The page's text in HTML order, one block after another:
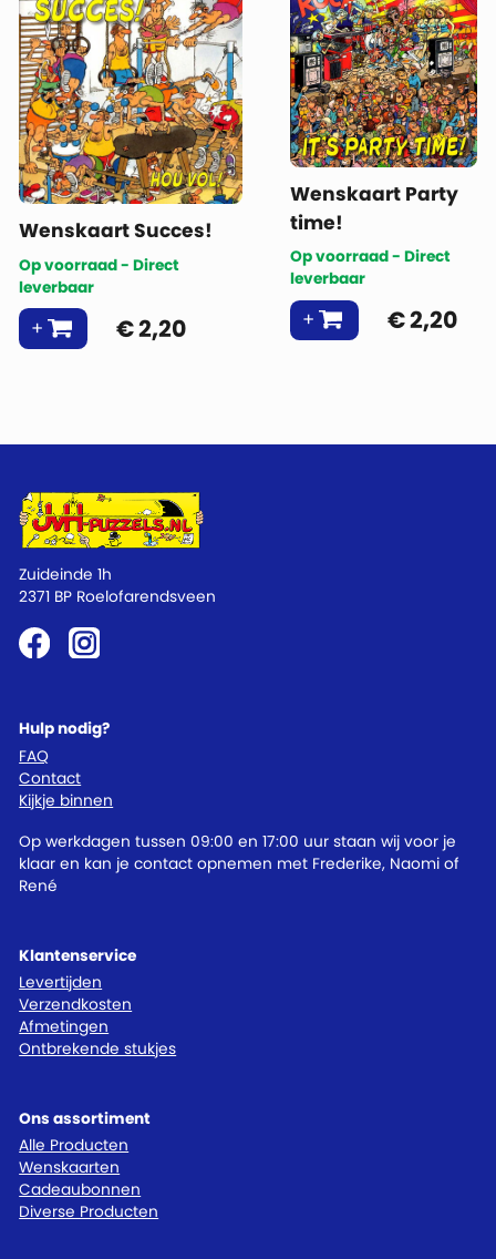
Wenskaart Succes!
Op voorraad - Direct
leverbaar
€2,20
Wenskaart Party
time!
Op voorraad - Direct
leverbaar
€2,20
Klantenservice
Levertijden
Verzendkosten
Afmetingen
Ontbrekende stukjes
Ons assortiment
Alle Producten
Wenskaarten
Cadeaubonnen
Diverse Producten
Hulp nodig?
FAQ
Contact
Kijkje binnen
Op werkdagen tussen 09:00 en 17:00 uur staan wij voor je
klaar en kan je contact opnemen met Frederike, Naomi of
René
Zuideinde 1h
2371 BP Roelofarendsveen